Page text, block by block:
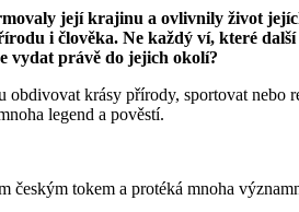
její krajinu a ovlivnily život
i člověka. Ne každý ví, které
vydat právě do jejich okolí?
obdivovat krásy přírody, sportovat nebo
legend a pověstí.
tokem a protéká mnoha